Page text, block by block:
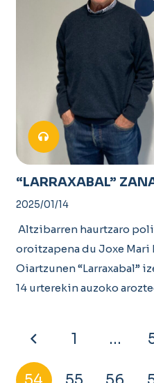
“LARRAXABAL”
2025/01/14
Altzibarren haurtzaro
oroitzapena du Joxe Mari
Oiartzunen “Larraxabal”
14 urterekin auzoko
1 …